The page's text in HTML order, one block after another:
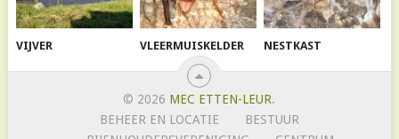
VIJVER VLEERMUISKELDER NESTKAST
© 2026 MEC ETTEN-LEUR.
BEHEER EN LOCATIE
BESTUUR